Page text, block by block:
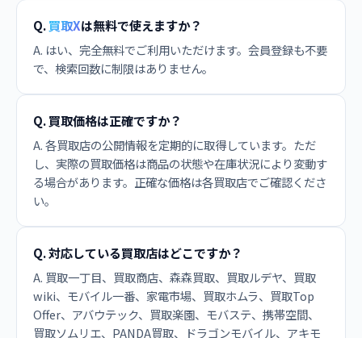
Q.買取Xは無料で使えますか？
A. はい、完全無料でご利用いただけます。会員登録も不要
で、検索回数に制限はありません。
Q. 買取価格は正確ですか？
A. 各買取店の公開情報を定期的に取得しています。ただ
し、実際の買取価格は商品の状態や在庫状況により変動す
る場合があります。正確な価格は各買取店でご確認くださ
い。
Q. 対応している買取店はどこですか？
A. 買取一丁目、買取商店、森森買取、買取ルデヤ、買取
wiki、モバイル一番、家電市場、買取ホムラ、買取Top
Offer、アバウテック、買取楽園、モバステ、携帯空間、
買取ソムリエ、PANDA買取、ドラゴンモバイル、アキモ